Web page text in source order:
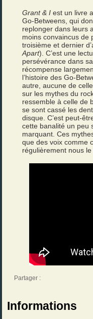
Grant & I est un livre
Go-Betweens, qui
replonger dans leurs
moins convaincus de
troisième et dernier
Apart). C’est une
persévérance dans
récompense
l’histoire des Go-
autre, aucune de
sur les mythes du
ressemble à celle de
se sont cassé les
disque. C’est peut-
cette banalité un peu
marquant. Ces
que des voix comme
régulièrement nous le
Partager :
Informations